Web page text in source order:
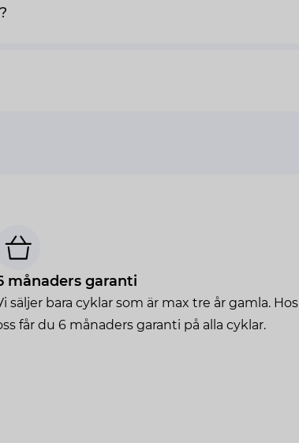
månaders garanti
säljer bara cyklar som är max tre år gamla. Hos
får du 6 månaders garanti på alla cyklar.